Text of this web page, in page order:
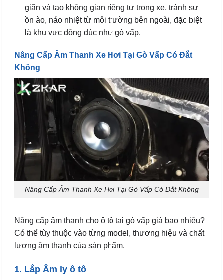
giãn và tạo không gian riêng tư trong xe, tránh sự
ồn ào, náo nhiệt từ môi trường bên ngoài, đặc biệt
là khu vực đông đúc như gò vấp.
Nâng Cấp Âm Thanh Xe Hơi Tại Gò Vấp Có Đắt
Không
Nâng Cấp Âm Thanh Xe Hơi Tại Gò Vấp Có Đắt Không
Nâng cấp âm thanh cho ô tô tại gò vấp giá bao nhiêu?
Có thể tùy thuộc vào từng model, thương hiệu và chất
lượng âm thanh của sản phẩm.
1. Lắp Âm ly ô tô